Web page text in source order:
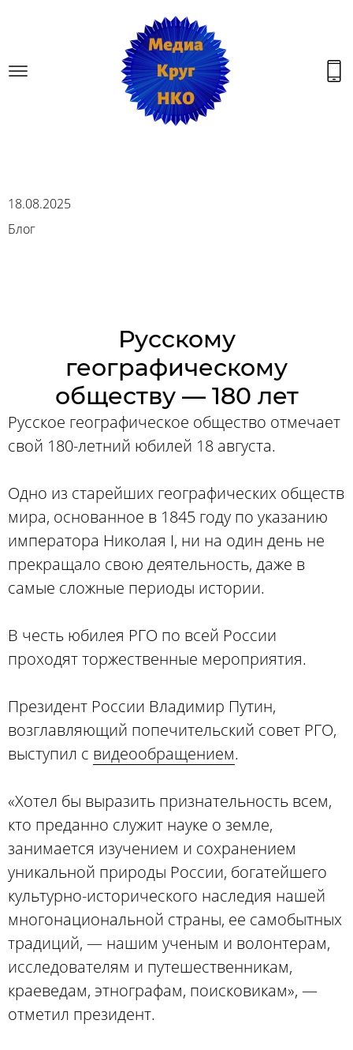
18.08.2025
Блог
Русскому
географическому
обществу — 180 лет
Русское географическое общество отмечает
свой 180-летний юбилей 18 августа.
Одно из старейших географических обществ
мира, основанное в 1845 году по указанию
императора Николая I, ни на один день не
прекращало свою деятельность, даже в
самые сложные периоды истории.
В честь юбилея РГО по всей России
проходят торжественные мероприятия.
Президент России Владимир Путин,
возглавляющий попечительский совет РГО,
выступил с видеообращением.
«Хотел бы выразить признательность всем,
кто преданно служит науке о земле,
занимается изучением и сохранением
уникальной природы России, богатейшего
культурно-исторического наследия нашей
многонациональной страны, ее самобытных
традиций, — нашим ученым и волонтерам,
исследователям и путешественникам,
краеведам, этнографам, поисковикам», —
отметил президент.